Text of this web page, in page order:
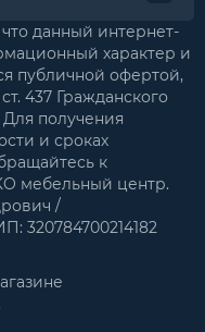
данный интернет-
характер и
публичной офертой,
437 Гражданского
получения
и сроках
к
мебельный центр.
/
320784700214182